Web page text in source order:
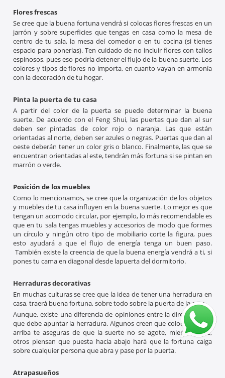
Flores frescas
Se cree que la buena fortuna vendrá si colocas flores frescas en un
jarrón y sobre superficies que tengas en casa como la mesa de
centro de tu sala, la mesa del comedor o en tu cocina (si tienes
espacio para ponerlas). Ten cuidado de no incluir flores con tallos
espinosos, pues eso podría detener el flujo de la buena suerte. Los
colores y tipos de flores no importa, en cuanto vayan en armonía
con la decoración de tu hogar.
Pinta la puerta de tu casa
A partir del color de la puerta se puede determinar la buena
suerte. De acuerdo con el Feng Shui, las puertas que dan al sur
deben ser pintadas de color rojo o naranja. Las que están
orientadas al norte, deben ser azules o negras. Puertas que dan al
oeste deberán tener un color gris o blanco. Finalmente, las que se
encuentran orientadas al este, tendrán más fortuna si se pintan en
marrón o verde.
Posición de los muebles
Como lo mencionamos, se cree que la organización de los objetos
y muebles de tu casa influyen en la buena suerte. Lo mejor es que
tengan un acomodo circular, por ejemplo, lo más recomendable es
que en tu sala tengas muebles y accesorios de modo que formes
un círculo y ningún otro tipo de mobiliario corte la figura, pues
esto ayudará a que el flujo de energía tenga un buen paso.
También existe la creencia de que la buena energía vendrá a ti, si
pones tu cama en diagonal desde lapuerta del dormitorio.
Herraduras decorativas
En muchas culturas se cree que la idea de tener una herradura en
casa, traerá buena fortuna, sobre todo sobre la puerta de la casa.
Aunque, existe una diferencia de opiniones entre la dirección a la
que debe apuntar la herradura. Algunos creen que colocada hacia
arriba te aseguras de que la suerte no se agote, mientras que,
otros piensan que puesta hacia abajo hará que la fortuna caiga
sobre cualquier persona que abra y pase por la puerta.
Atrapasueños